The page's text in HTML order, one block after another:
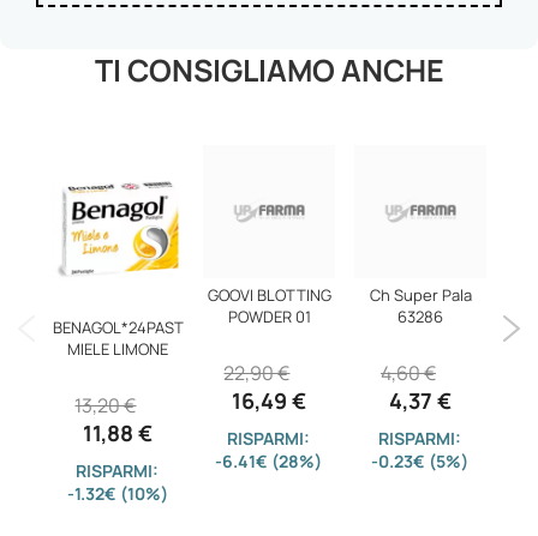
TI CONSIGLIAMO ANCHE
BENAGOL*24PAST
MIELE LIMONE
11,88 €
13,20 €
RISPARMI:
-1.32€ (10%)
GOOVI BLOTTING
POWDER 01
16,49 €
22,90 €
RISPARMI:
-6.41€ (28%)
Ch Super Pala
63286
4,37 €
4,60 €
RISPARMI:
-0.23€ (5%)